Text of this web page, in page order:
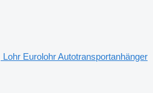
Lohr Eurolohr Autotransportanhänger